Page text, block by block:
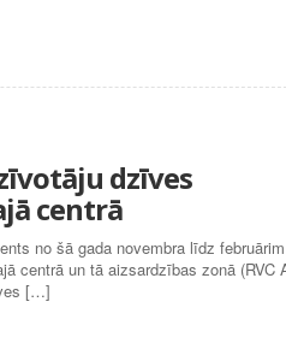
dzīves
centrā
no šā gada novembra līdz februārim
centrā un tā aizsardzības zonā (RVC
[…]